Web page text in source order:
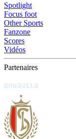
Spotlight
Focus foot
Other Sports
Fanzone
Scores
Vidéos
Partenaires